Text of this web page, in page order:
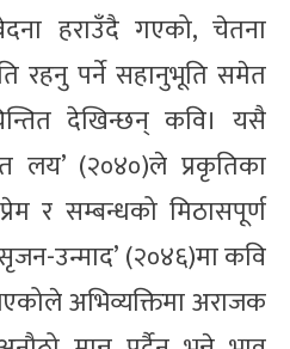
हराउँदै गएको, चेतना
रहनु पर्ने सहानुभूति समेत
देखिन्छन् कवि। यसै
लय’ (२०४०)ले प्रकृतिका
र सम्बन्धको मिठासपूर्ण
उन्माद’ (२०४६)मा कवि
अभिव्यक्तिमा अराजक